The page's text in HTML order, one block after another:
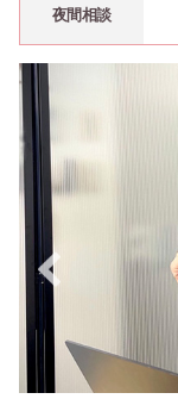
夜間相談